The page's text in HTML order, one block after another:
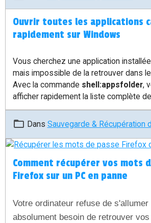
Ouvrir toutes les applications
rapidement sur Windows
Vous cherchez une application
mais impossible de la retrouver dans
Avec la commande shell:appsfolder,
afficher rapidement la liste complète
disponibles sur votre ordinateur.
Dans Sauvegarde & Récupération
Comment récupérer vos mots
Firefox sur un PC en panne
Votre ordinateur refuse de
absolument besoin de retrouver